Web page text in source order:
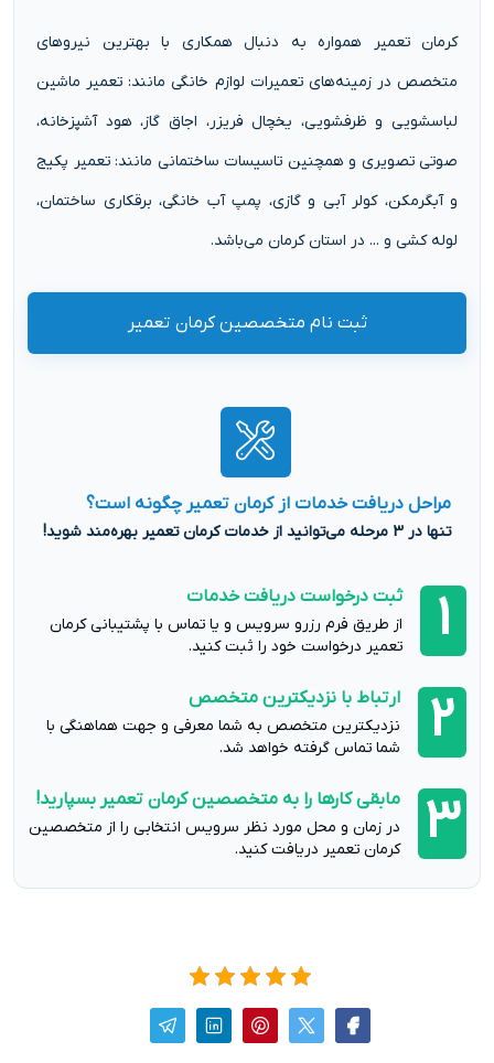
کرمان تعمیر همواره به دنبال همکاری با بهترین نیروهای
متخصص در زمینه‌های تعمیرات لوازم خانگی مانند: تعمیر ماشین
لباسشویی و ظرفشویی، یخچال فریزر، اجاق گاز، هود آشپزخانه،
صوتی تصویری و همچنین تاسیسات ساختمانی مانند: تعمیر پکیج
و آبگرمکن، کولر آبی و گازی، پمپ آب خانگی، برقکاری ساختمان،
لوله کشی و ... در استان کرمان می‌باشد.
ثبت نام متخصصین کرمان تعمیر
مراحل دریافت خدمات از کرمان تعمیر چگونه است؟
تنها در 3 مرحله می‌توانید از خدمات کرمان تعمیر بهره‌مند شوید!
1 ثبت درخواست دریافت خدمات
از طریق فرم رزرو سرویس و یا تماس با پشتیبانی کرمان
تعمیر درخواست خود را ثبت کنید.
2 ارتباط با نزدیکترین متخصص
نزدیکترین متخصص به شما معرفی و جهت هماهنگی با
شما تماس گرفته خواهد شد.
3 مابقی کارها را به متخصصین کرمان تعمیر بسپارید!
در زمان و محل مورد نظر سرویس انتخابی را از متخصصین
کرمان تعمیر دریافت کنید.